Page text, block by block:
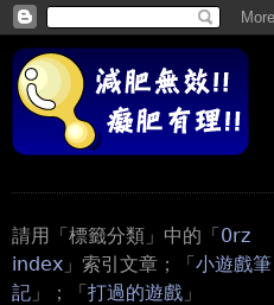
請用「標籤分類」中的「0rz
index 」索引文章；「小遊戲筆
記 」；「打過的遊戲 」